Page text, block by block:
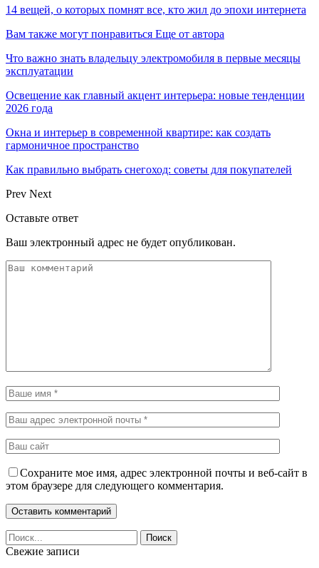
14 вещей, о которых помнят все, кто жил до эпохи интернета
Вам также могут понравиться Еще от автора
Что важно знать владельцу электромобиля в первые месяцы
эксплуатации
Освещение как главный акцент интерьера: новые тенденции
2026 года
Окна и интерьер в современной квартире: как создать
гармоничное пространство
Как правильно выбрать снегоход: советы для покупателей
Prev Next
Оставьте ответ
Ваш электронный адрес не будет опубликован.
Сохраните мое имя, адрес электронной почты и веб-сайт в
этом браузере для следующего комментария.
Свежие записи